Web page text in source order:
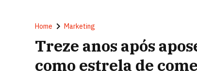
Home Marketing
Treze anos após
como estrela de